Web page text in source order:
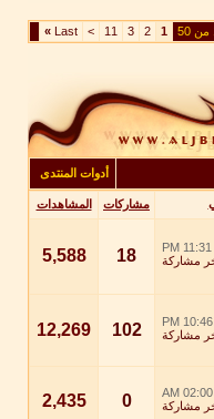
1
2
3
11
>
Last
»
أدوات المنتدى
مشاركات المشاهدات
11:31 PM
18
5,588
10:46 PM
102
12,269
02:00 AM
0
2,435